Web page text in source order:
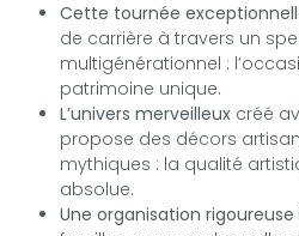
Cette tournée
de carrière à travers un
multigénérationnel :
patrimoine unique.
L’univers merveilleux créé
propose des décors
mythiques : la qualité
absolue.
Une organisation rigoureuse